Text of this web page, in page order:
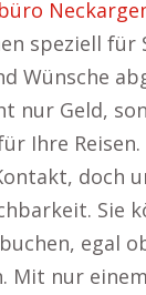
speziell
Wünsche
nur Geld,
Ihre
doch
Sie
egal
Mit nur